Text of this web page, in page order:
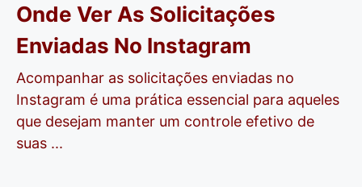
Onde Ver As Solicitações
Enviadas No Instagram
Acompanhar as solicitações enviadas no
Instagram é uma prática essencial para aqueles
que desejam manter um controle efetivo de
suas ...